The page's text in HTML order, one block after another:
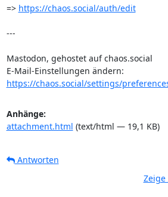
=> https://chaos.social/auth/edit
---
Mastodon, gehostet auf chaos.social
https://chaos.social/settings/
Anhänge:
attachment.html (text/html — 19,1 KB)
Antworten